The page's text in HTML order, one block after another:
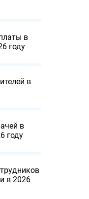
в
году
в
в
году
в 2026